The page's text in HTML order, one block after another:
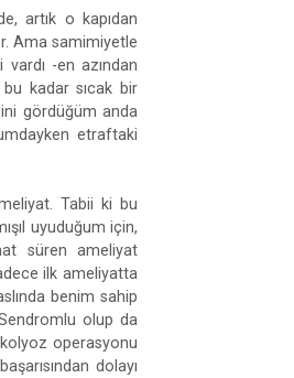
artık o kapıdan
Ama samimiyetle
-en azından
kadar sıcak bir
gördüğüm anda
etraftaki
Tabii ki bu
uyuduğum için,
süren ameliyat
ilk ameliyatta
benim sahip
olup da
operasyonu
dolayı